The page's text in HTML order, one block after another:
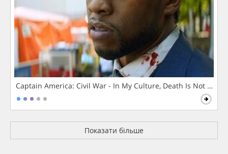
Captain America: Civil War - In My Culture, Death Is Not The
Показати більше